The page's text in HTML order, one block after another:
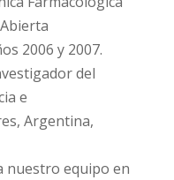
2006 y 2007.
del
e
Argentina,
nuestro equipo en